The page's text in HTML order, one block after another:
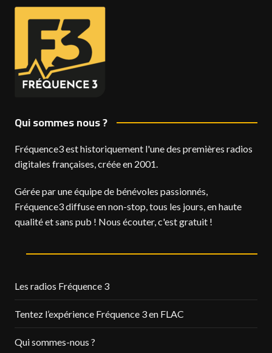
Qui sommes nous ?
Fréquence3 est historiquement l'une des premières radios
digitales françaises, créée en 2001.
Gérée par une équipe de bénévoles passionnés,
Fréquence3 diffuse en non-stop, tous les jours, en haute
qualité et sans pub ! Nous écouter, c'est gratuit !
Les radios Fréquence 3
Tentez l’expérience Fréquence 3 en FLAC
Qui sommes-nous ?